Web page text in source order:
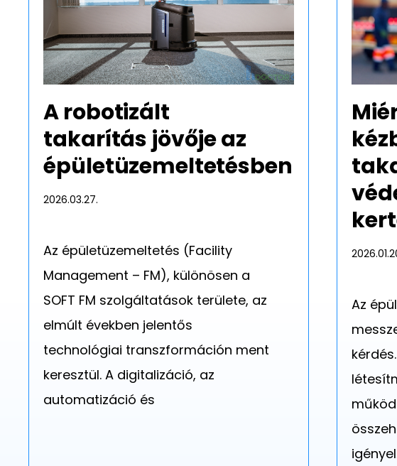
Tavaszi nagytakarítás fontossága
tartása és takarítása javítja
Tovább olvasom
A robotizált
takarítás jövője az
épületüzemeltetésben
2026.03.27.
Az épületüzemeltetés (Facility
Management – FM), különösen a
SOFT FM szolgáltatások területe, az
elmúlt években jelentős
technológiai transzformáción ment
keresztül. A digitalizáció, az
automatizáció és
Az